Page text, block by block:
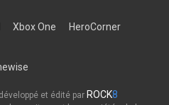
Xbox One HeroCorner
et édité par ROCK8